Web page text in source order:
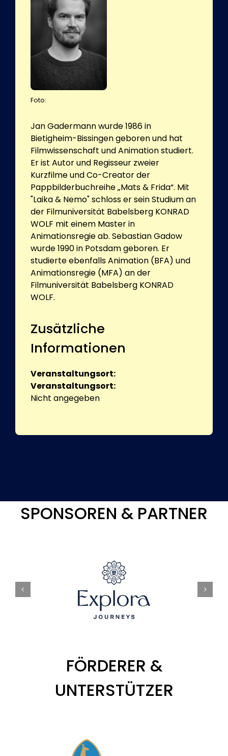
Foto:
Jan Gadermann wurde 1986 in
Bietigheim-Bissingen geboren und hat
Filmwissenschaft und Animation studiert.
Er ist Autor und Regisseur zweier
Kurzfilme und Co-Creator der
Pappbilderbuchreihe „Mats & Frida“. Mit
"Laika & Nemo" schloss er sein Studium an
der Filmuniversität Babelsberg KONRAD
WOLF mit einem Master in
Animationsregie ab. Sebastian Gadow
wurde 1990 in Potsdam geboren. Er
studierte ebenfalls Animation (BFA) und
Animationsregie (MFA) an der
Filmuniversität Babelsberg KONRAD
WOLF.
Zusätzliche
Informationen
Veranstaltungsort:
Veranstaltungsort:
Nicht angegeben
SPONSOREN & PARTNER
FÖRDERER &
UNTERSTÜTZER